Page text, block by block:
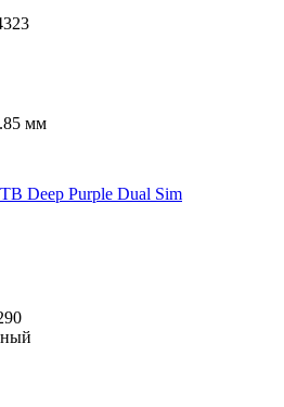
мм
Deep Purple Dual Sim